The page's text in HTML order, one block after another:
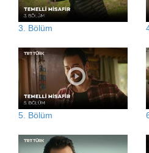
3. Bölüm
5. Bölüm